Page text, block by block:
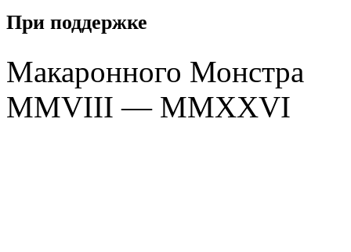
При поддержке
Макаронного Монстра
MMVIII — MMXXVI